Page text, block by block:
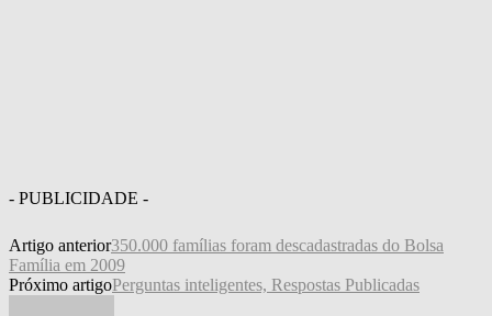
- PUBLICIDADE -
Artigo anterior350.000 famílias foram descadastradas do Bolsa
Família em 2009
Próximo artigoPerguntas inteligentes, Respostas Publicadas